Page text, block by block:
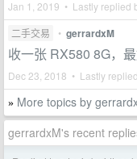
Jan 1, 2019 • Lastly replied
二手交易 • gerrardxM
收一张 RX580 8G，
Dec 23, 2018 • Lastly
» More topics by
gerrardxM's recent